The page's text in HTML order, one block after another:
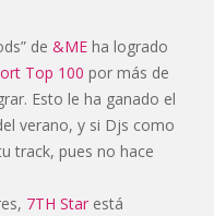
de &ME ha logrado
Top 100 por más de
Esto le ha ganado el
verano, y si Djs como
track, pues no hace
7TH Star está